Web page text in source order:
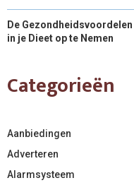
De
in je Dieet op te Nemen
Categorieën
Aanbiedingen
Adverteren
Alarmsysteem